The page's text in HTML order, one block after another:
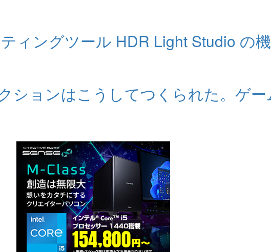
ィングツール HDR Light Studio の
ションはこうしてつくられた。ゲ